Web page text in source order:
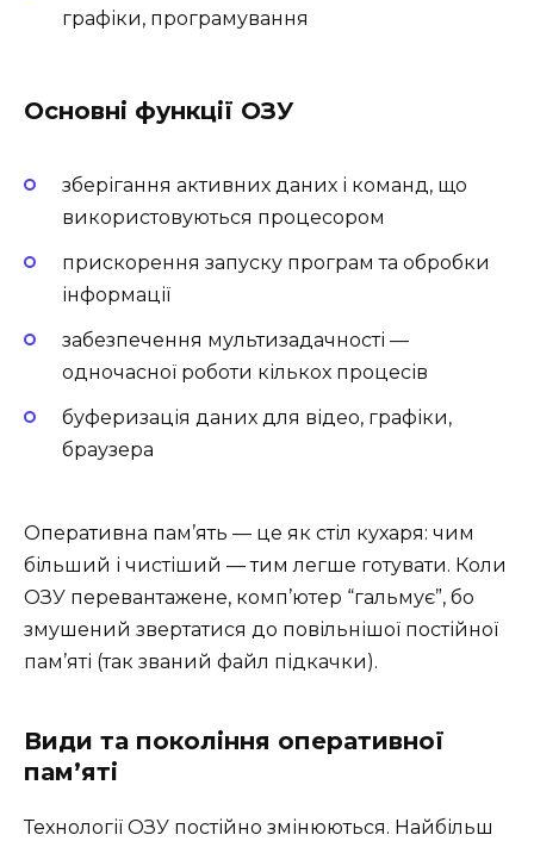
графіки, програмування
Основні функції ОЗУ
зберігання активних даних і команд, що
використовуються процесором
прискорення запуску програм та обробки
інформації
забезпечення мультизадачності —
одночасної роботи кількох процесів
буферизація даних для відео, графіки,
браузера
Оперативна пам’ять — це як стіл кухаря: чим
більший і чистіший — тим легше готувати. Коли
ОЗУ перевантажене, комп’ютер “гальмує”, бо
змушений звертатися до повільнішої постійної
пам’яті (так званий файл підкачки).
Види та покоління оперативної
пам’яті
Технології ОЗУ постійно змінюються. Найбільш